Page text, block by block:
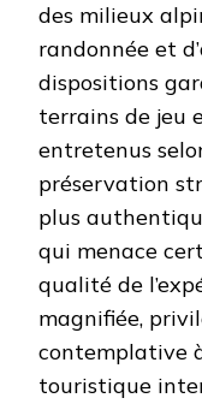
des milieux
randonnée et
dispositions
terrains de jeu
entretenus
préservation
plus
qui menace
qualité de
magnifiée,
contemplative
touristique